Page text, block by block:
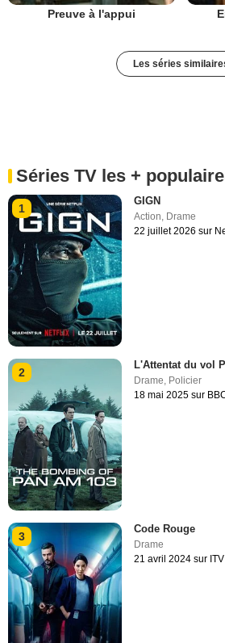
Preuve à l'appui
Les séries
Séries TV les +
1
GIGN
Action Drame
22 juillet 2026 sur
2
L'Attentat du vol
Drame, Policier
18 mai 2025 sur
3
Code Rouge
Drame
21 avril 2024 sur ITV